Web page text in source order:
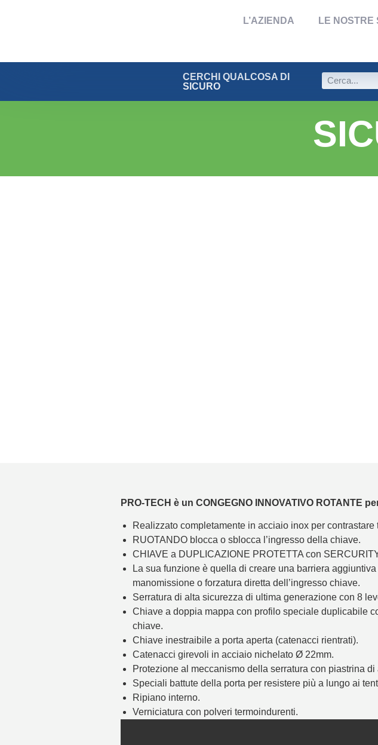
L’AZIENDA LE NOSTRE
CERCHI QUALCOSA DI
SICURO
PRO-TECH è un CONGEGNO INNOVATIVO ROTANTE
Realizzato completamente in acciaio inox per
RUOTANDO blocca o sblocca l’ingresso della chiave.
CHIAVE a DUPLICAZIONE PROTETTA con
La sua funzione è quella di creare una barriera
manomissione o forzatura diretta dell’ingresso chiave.
Serratura di alta sicurezza di ultima generazione con 8
Chiave a doppia mappa con profilo speciale duplicabile
chiave.
Chiave inestraibile a porta aperta (catenacci rientrati).
Catenacci girevoli in acciaio nichelato Ø 22mm.
Protezione al meccanismo della serratura con piastrina
Speciali battute della porta per resistere più a lungo ai
Ripiano interno.
Verniciatura con polveri termoindurenti.